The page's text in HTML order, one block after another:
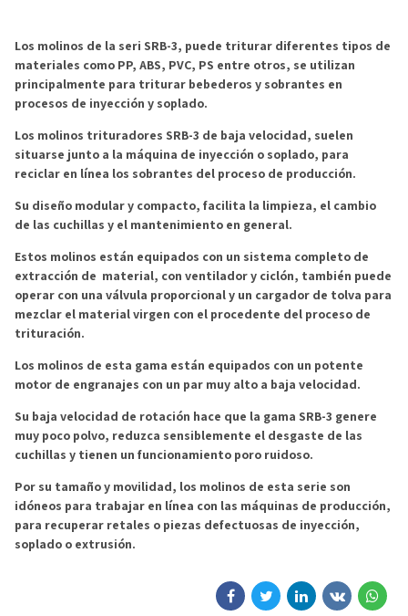
Los molinos de la seri SRB-3, puede triturar diferentes tipos de
materiales como PP, ABS, PVC, PS entre otros, se utilizan
principalmente para triturar bebederos y sobrantes en
procesos de inyección y soplado.
Los molinos trituradores SRB-3 de baja velocidad, suelen
situarse junto a la máquina de inyección o soplado, para
reciclar en línea los sobrantes del proceso de producción.
Su diseño modular y compacto, facilita la limpieza, el cambio
de las cuchillas y el mantenimiento en general.
Estos molinos están equipados con un sistema completo de
extracción de material, con ventilador y ciclón, también puede
operar con una válvula proporcional y un cargador de tolva para
mezclar el material virgen con el procedente del proceso de
trituración.
Los molinos de esta gama están equipados con un potente
motor de engranajes con un par muy alto a baja velocidad.
Su baja velocidad de rotación hace que la gama SRB-3 genere
muy poco polvo, reduzca sensiblemente el desgaste de las
cuchillas y tienen un funcionamiento poro ruidoso.
Por su tamaño y movilidad, los molinos de esta serie son
idóneos para trabajar en línea con las máquinas de producción,
para recuperar retales o piezas defectuosas de inyección,
soplado o extrusión.